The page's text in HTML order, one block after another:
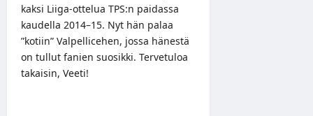
kaksi Liiga-ottelua TPS:n paidassa
kaudella 2014–15. Nyt hän palaa
”kotiin” Valpellicehen, jossa hänestä
on tullut fanien suosikki. Tervetuloa
takaisin, Veeti!